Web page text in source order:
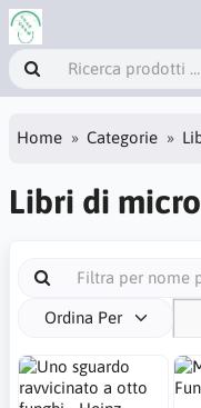
Home Categorie
Libri di
Ordina Per